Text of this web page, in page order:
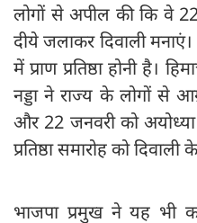
लोगों से अपील की कि वे
दीये जलाकर दिवाली
में प्राण प्रतिष्ठा होनी है।
नड्डा ने राज्य के लोगों से
और 22 जनवरी को अयोध्या
प्रतिष्ठा समारोह को
भाजपा प्रमुख ने यह भी